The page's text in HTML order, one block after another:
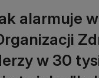
alarmuje
w 30